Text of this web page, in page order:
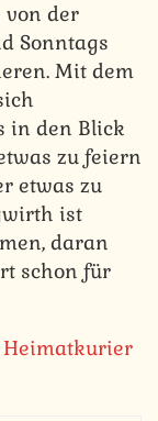
von der
Sonntags
Mit dem
in den Blick
zu feiern
etwas zu
ist
daran
schon für